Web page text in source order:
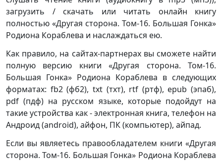
загрузить / скачать или читать онлайн книгу
полностью «Другая сторона. Том-16. Большая Гонка»
Родиона Кораблева и наслаждаться ею.
Как правило, на сайтах-партнерах вы сможете найти
полную версию книги «Другая сторона. Том-16.
Большая Гонка» Родиона Кораблева в следующих
форматах: fb2 (фб2), txt (тхт), rtf (ртф), epub (эпаб),
pdf (пдф) на русском языке, которые подойдут на
такие устройства как - электронная книга, телефон на
Андроид (android), айфон, ПК (компьютер), айпад.
Если вы являетесь правообладателем книги «Другая
сторона. Том-16. Большая Гонка» Родиона Кораблева